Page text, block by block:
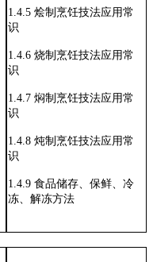
1.4.5烩制烹饪技法应用常
识
1.4.6烧制烹饪技法应用常
识
1.4.7焖制烹饪技法应用常
识
1.4.8炖制烹饪技法应用常
识
1.4.9食品储存、保鲜、冷
冻、解冻方法